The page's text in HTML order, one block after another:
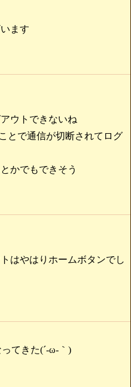
ます
ウトできないね
とで通信が切断されてログ
かでもできそう
はやはりホームボタンでし
てきた(´-ω-｀)